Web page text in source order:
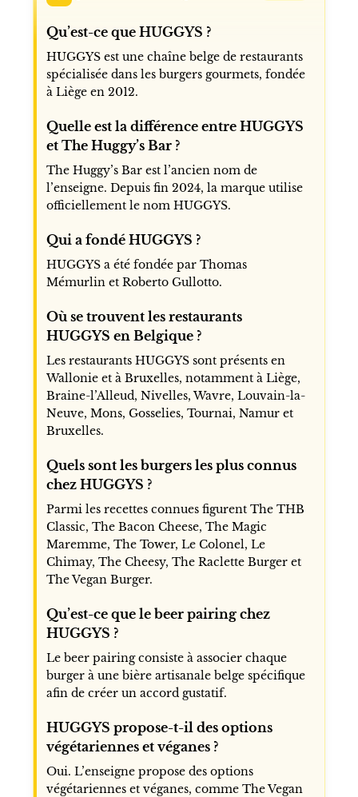
Qu’est-ce que HUGGYS ?
HUGGYS est une chaîne belge de restaurants
spécialisée dans les burgers gourmets, fondée
à Liège en 2012.
Quelle est la différence entre HUGGYS
et The Huggy’s Bar ?
The Huggy’s Bar est l’ancien nom de
l’enseigne. Depuis fin 2024, la marque utilise
officiellement le nom HUGGYS.
Qui a fondé HUGGYS ?
HUGGYS a été fondée par Thomas
Mémurlin et Roberto Gullotto.
Où se trouvent les restaurants
HUGGYS en Belgique ?
Les restaurants HUGGYS sont présents en
Wallonie et à Bruxelles, notamment à Liège,
Braine-l’Alleud, Nivelles, Wavre, Louvain-la-
Neuve, Mons, Gosselies, Tournai, Namur et
Bruxelles.
Quels sont les burgers les plus connus
chez HUGGYS ?
Parmi les recettes connues figurent The THB
Classic, The Bacon Cheese, The Magic
Maremme, The Tower, Le Colonel, Le
Chimay, The Cheesy, The Raclette Burger et
The Vegan Burger.
Qu’est-ce que le beer pairing chez
HUGGYS ?
Le beer pairing consiste à associer chaque
burger à une bière artisanale belge spécifique
afin de créer un accord gustatif.
HUGGYS propose-t-il des options
végétariennes et véganes ?
Oui. L’enseigne propose des options
végétariennes et véganes, comme The Vegan